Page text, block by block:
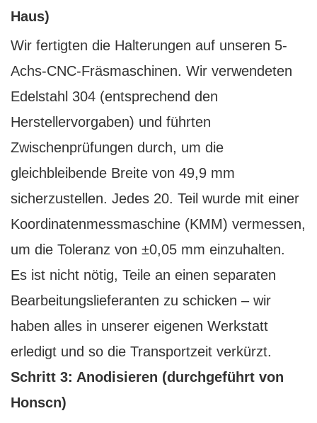
Haus)
Wir fertigten die Halterungen auf unseren 5-
Achs-CNC-Fräsmaschinen. Wir verwendeten
Edelstahl 304 (entsprechend den
Herstellervorgaben) und führten
Zwischenprüfungen durch, um die
gleichbleibende Breite von 49,9 mm
sicherzustellen. Jedes 20. Teil wurde mit einer
Koordinatenmessmaschine (KMM) vermessen,
um die Toleranz von ±0,05 mm einzuhalten.
Es ist nicht nötig, Teile an einen separaten
Bearbeitungslieferanten zu schicken – wir
haben alles in unserer eigenen Werkstatt
erledigt und so die Transportzeit verkürzt.
Schritt 3: Anodisieren (durchgeführt von
Honscn)